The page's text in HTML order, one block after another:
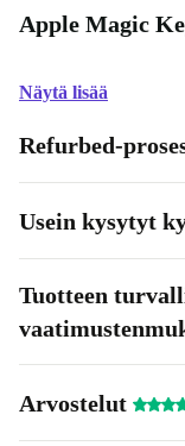
Apple Magic
Näytä lisää
Refurbed-
Usein kysytyt
Tuotteen
Arvostelut